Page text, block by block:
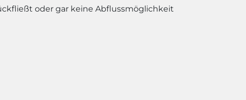
oder gar keine Abflussmöglichkeit